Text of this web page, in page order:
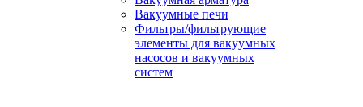
Вакуумные печи
Фильтры/фильтрующие
элементы для вакуумных
насосов и вакуумных
систем